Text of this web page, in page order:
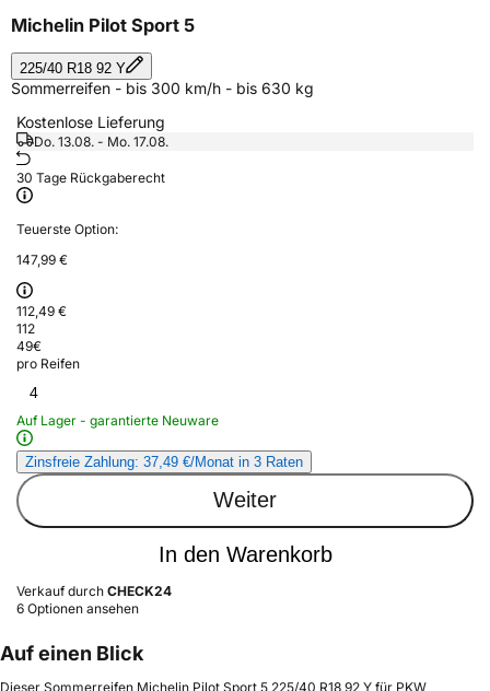
Michelin Pilot Sport 5
225/40 R18 92 Y
Sommerreifen - bis 300 km/h - bis 630 kg
Kostenlose Lieferung
Do. 13.08. - Mo. 17.08.
30 Tage Rückgaberecht
Teuerste Option:
147,99 €
112,49 €
112
49€
pro Reifen
4
Auf Lager - garantierte Neuware
Zinsfreie Zahlung: 37,49 €/Monat in 3 Raten
Weiter
In den Warenkorb
Verkauf durch CHECK24
6 Optionen ansehen
Auf einen Blick
Dieser Sommerreifen Michelin Pilot Sport 5 225/40 R18 92 Y für PKW